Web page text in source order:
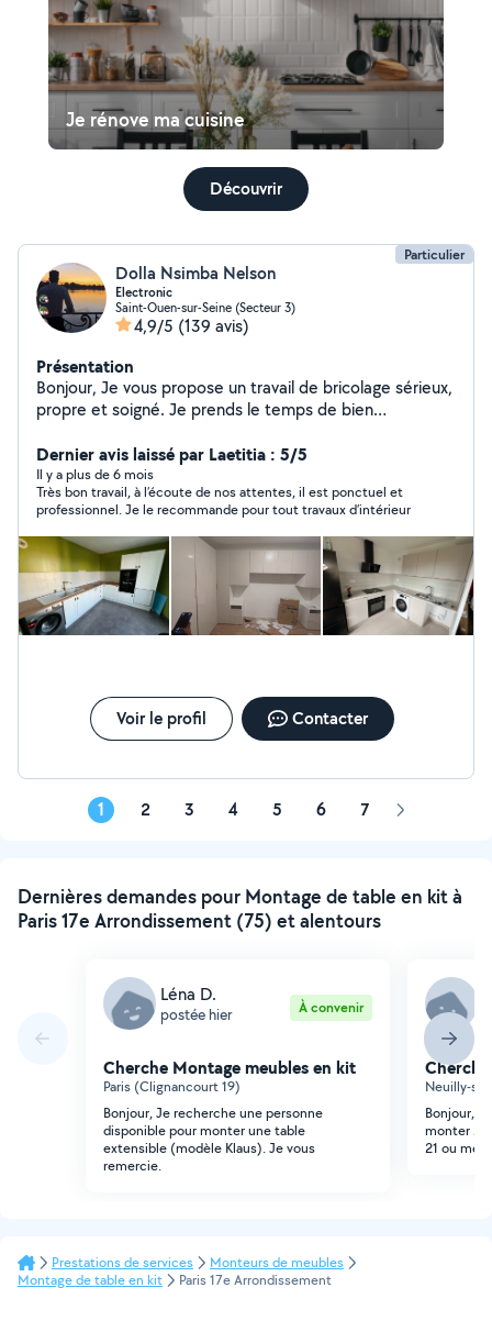
Je rénove ma cuisine
Découvrir
Particulier
Dolla Nsimba Nelson
Electronic
Saint-Ouen-sur-Seine (Secteur 3)
4,9/5 (139 avis)
Présentation
Bonjour, Je vous propose un travail de bricolage sérieux,
propre et soigné. Je prends le temps de bien
résultat de qualité et durable. Je respecte les délais, les
finitions et je travaille avec professionnalisme pour que
vous soyez totalement satisfait. N'hésitez pas à me
contacter, je serai ravi de réaliser vos projets
Dernier avis laissé par Laetitia : 5/5
Il y a plus de 6 mois
Très bon travail, à l’écoute de nos attentes, il est ponctuel et
professionnel. Je le recommande pour tout travaux d’intérieur
Voir le profil Contacter
1 2 3 4 5 6 7 Page
Dernières demandes pour Montage de table en kit à
Paris 17e Arrondissement (75) et alentours
Léna D.
postée hier À convenir
Cherche Montage meubles en kit
Paris (Clignancourt 19)
Bonjour, Je recherche une personne
disponible pour monter une table
extensible (modèle Klaus). Je vous
remercie.
Neuilly-
Bonjour,
monter 2
21 ou
Prestations de services
Monteurs de meubles
Montage de table en kit
Paris 17e Arrondissement